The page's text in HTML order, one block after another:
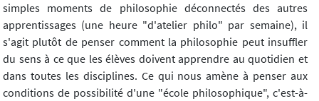
simples moments de philosophie déconnectés des autres
apprentissages (une heure "d'atelier philo" par semaine), il
s'agit plutôt de penser comment la philosophie peut insuffler
du sens à ce que les élèves doivent apprendre au quotidien et
dans toutes les disciplines. Ce qui nous amène à penser aux
conditions de possibilité d'une "école philosophique", c'est-à-